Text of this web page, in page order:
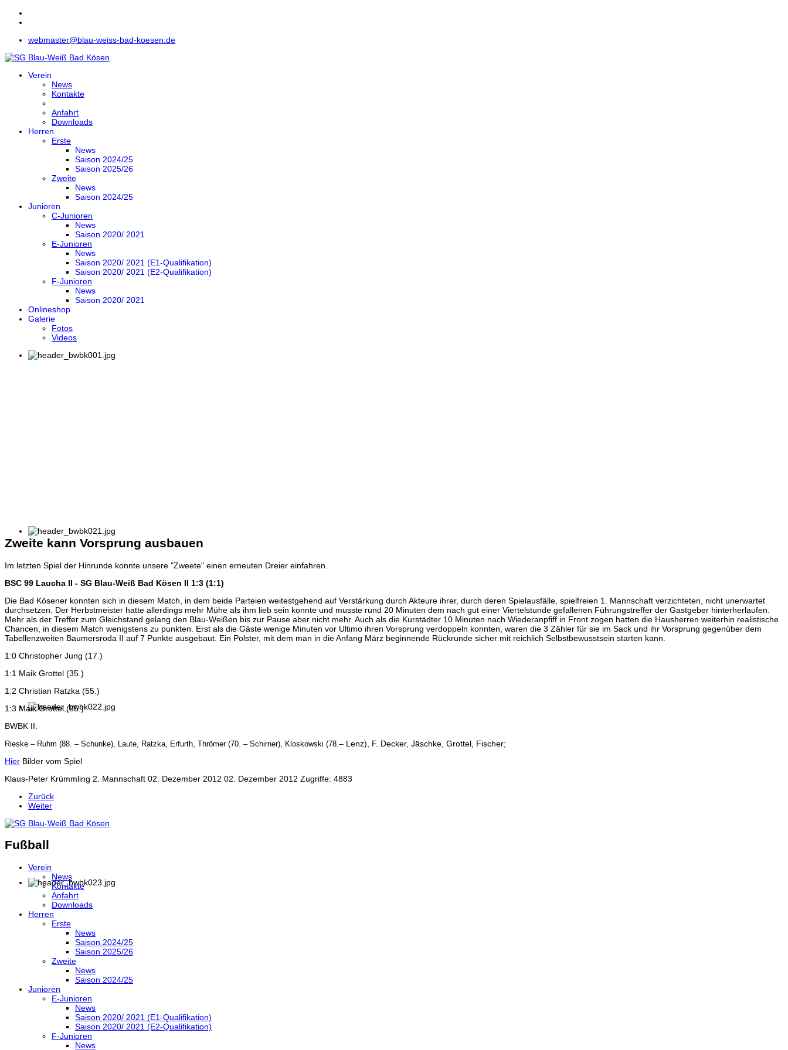
webmaster@blau-weiss-bad-koesen.de
Verein
News
Kontakte
Anfahrt
Downloads
Herren
Erste
News
Saison 2024/25
Saison 2025/26
Zweite
News
Saison 2024/25
Junioren
C-Junioren
News
Saison 2020/ 2021
E-Junioren
News
Saison 2020/ 2021 (E1-Qualifikation)
Saison 2020/ 2021 (E2-Qualifikation)
F-Junioren
News
Saison 2020/ 2021
Onlineshop
Galerie
Fotos
Videos
Zweite kann Vorsprung ausbauen
Im letzten Spiel der Hinrunde konnte unsere "Zweete" einen erneuten Dreier einfahren.
BSC 99 Laucha II - SG Blau-Weiß Bad Kösen II 1:3 (1:1)
Die Bad Kösener konnten sich in diesem Match, in dem beide Parteien weitestgehend auf Verstärkung durch Akteure ihrer, durch deren Spielausfälle, spielfreien 1. Mannschaft verzichteten, nicht unerwartet
durchsetzen. Der Herbstmeister hatte allerdings mehr Mühe als ihm lieb sein konnte und musste rund 20 Minuten dem nach gut einer Viertelstunde gefallenen Führungstreffer der Gastgeber hinterherlaufen.
Mehr als der Treffer zum Gleichstand gelang den Blau-Weißen bis zur Pause aber nicht mehr. Auch als die Kurstädter 10 Minuten nach Wiederanpfiff in Front zogen hatten die Hausherren weiterhin realistische
Chancen, in diesem Match wenigstens zu punkten. Erst als die Gäste wenige Minuten vor Ultimo ihren Vorsprung verdoppeln konnten, waren die 3 Zähler für sie im Sack und ihr Vorsprung gegenüber dem
Tabellenzweiten Baumersroda II auf 7 Punkte ausgebaut. Ein Polster, mit dem man in die Anfang März beginnende Rückrunde sicher mit reichlich Selbstbewusstsein starten kann.
1:0 Christopher Jung (17.)
1:1 Maik Grottel (35.)
1:2 Christian Ratzka (55.)
1:3 Maik Grottel (85.)
BWBK II:
Rieske – Ruhm (88. – Schunke), Laute, Ratzka, Erfurth, Thrömer (70. – Schirner), Kloskowski (78. – Lenz), F. Decker, Jäschke, Grottel, Fischer;
Hier Bilder vom Spiel
Klaus-Peter Krümmling 2. Mannschaft 02. Dezember 2012 02. Dezember 2012 Zugriffe: 4883
Zurück
Weiter
Fußball
Verein
News
Kontakte
Anfahrt
Downloads
Herren
Erste
News
Saison 2024/25
Saison 2025/26
Zweite
News
Saison 2024/25
Junioren
E-Junioren
News
Saison 2020/ 2021 (E1-Qualifikation)
Saison 2020/ 2021 (E2-Qualifikation)
F-Junioren
News